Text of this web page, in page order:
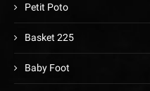
Petit Poto
Basket 225
Baby Foot